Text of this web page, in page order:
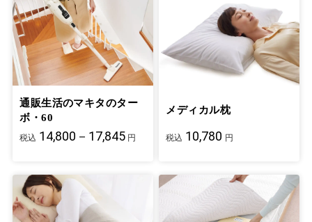
通販生活のマキタのター
ボ・60
税込 14,800－17,845 円
メディカル枕
税込 10,780 円